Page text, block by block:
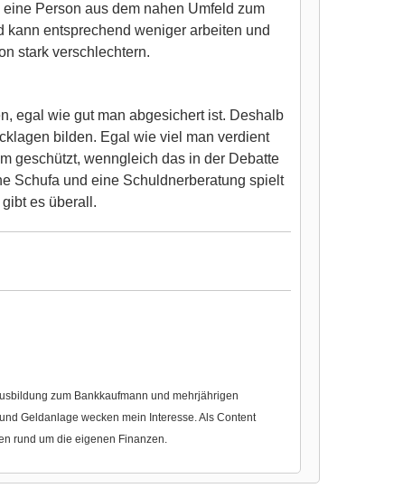
Person aus dem nahen Umfeld zum
entsprechend weniger arbeiten und
stark verschlechtern.
egal wie gut man abgesichert ist. Deshalb
bilden. Egal wie viel man verdient
geschützt, wenngleich das in der Debatte
Schufa und eine Schuldnerberatung spielt
es überall.
zum Bankkaufmann und mehrjährigen
Geldanlage wecken mein Interesse. Als Content
rund um die eigenen Finanzen.